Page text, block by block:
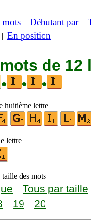
mots | Débutant par|
| En position
de 12
• • •
huitième lettre
lettre
des mots
Tous par taille
19 20